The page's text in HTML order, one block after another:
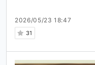
2026/05/23 18:47
31